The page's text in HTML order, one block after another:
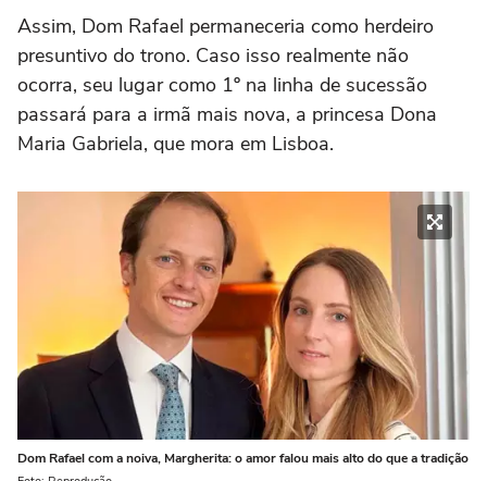
Assim, Dom Rafael permaneceria como herdeiro
presuntivo do trono. Caso isso realmente não
ocorra, seu lugar como 1º na linha de sucessão
passará para a irmã mais nova, a princesa Dona
Maria Gabriela, que mora em Lisboa.
Dom Rafael com a noiva, Margherita: o amor falou mais alto do que a tradição